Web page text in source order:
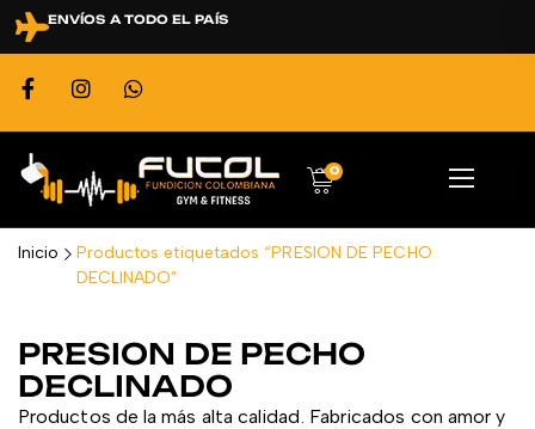
ENVÍOS A TODO EL PAÍS
0
Inicio
Productos etiquetados “PRESION DE PECHO
DECLINADO”
PRESION DE PECHO
DECLINADO
Productos de la más alta calidad. Fabricados con amor y